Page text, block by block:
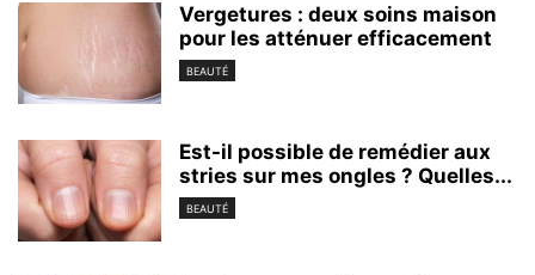
Vergetures : deux soins maison
pour les atténuer efficacement
BEAUTÉ
Est-il possible de remédier aux
stries sur mes ongles ? Quelles...
BEAUTÉ